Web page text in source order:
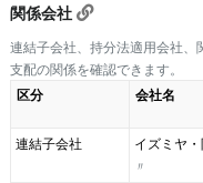
関係会社
連結子会社、持分法適用会社、
支配の関係を確認できます。
区分 会社名
連結子会社
イズミヤ
〃